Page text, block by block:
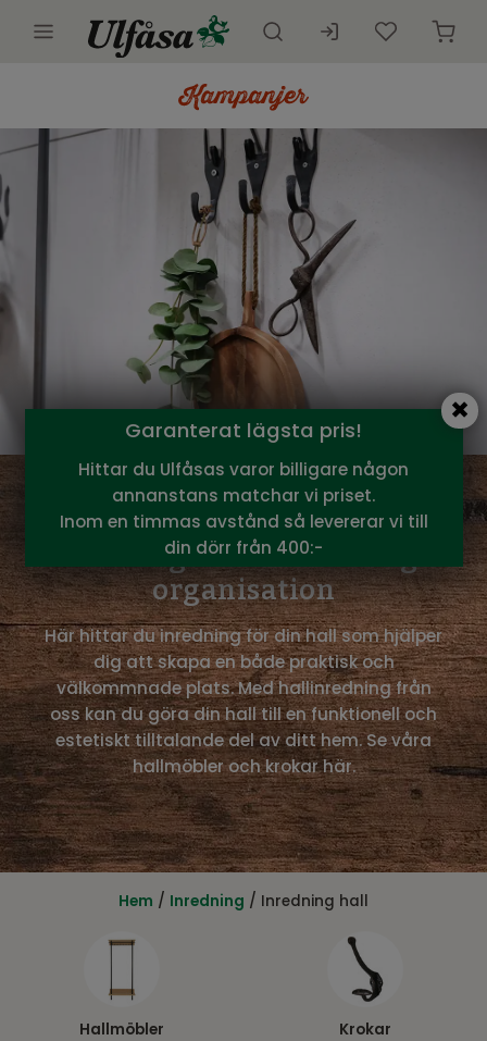
Innemöbler
Kundtjänst
Kampanjer
Inredning hall - Inredning &
organisation
Här hittar du inredning för din hall som hjälper
dig att skapa en både praktisk och
välkommnade plats. Med hallinredning från
oss kan du göra din hall till en funktionell och
estetiskt tilltalande del av ditt hem. Se våra
hallmöbler och krokar här.
Hem / Inredning / Inredning hall
Hallmöbler Krokar
Garanterat lägsta pris!
Hittar du Ulfåsas varor billigare någon
annanstans matchar vi priset.
Inom en timmas avstånd så levererar vi till
din dörr från 400:-